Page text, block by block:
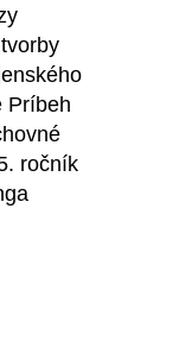
Príbeh
ročník